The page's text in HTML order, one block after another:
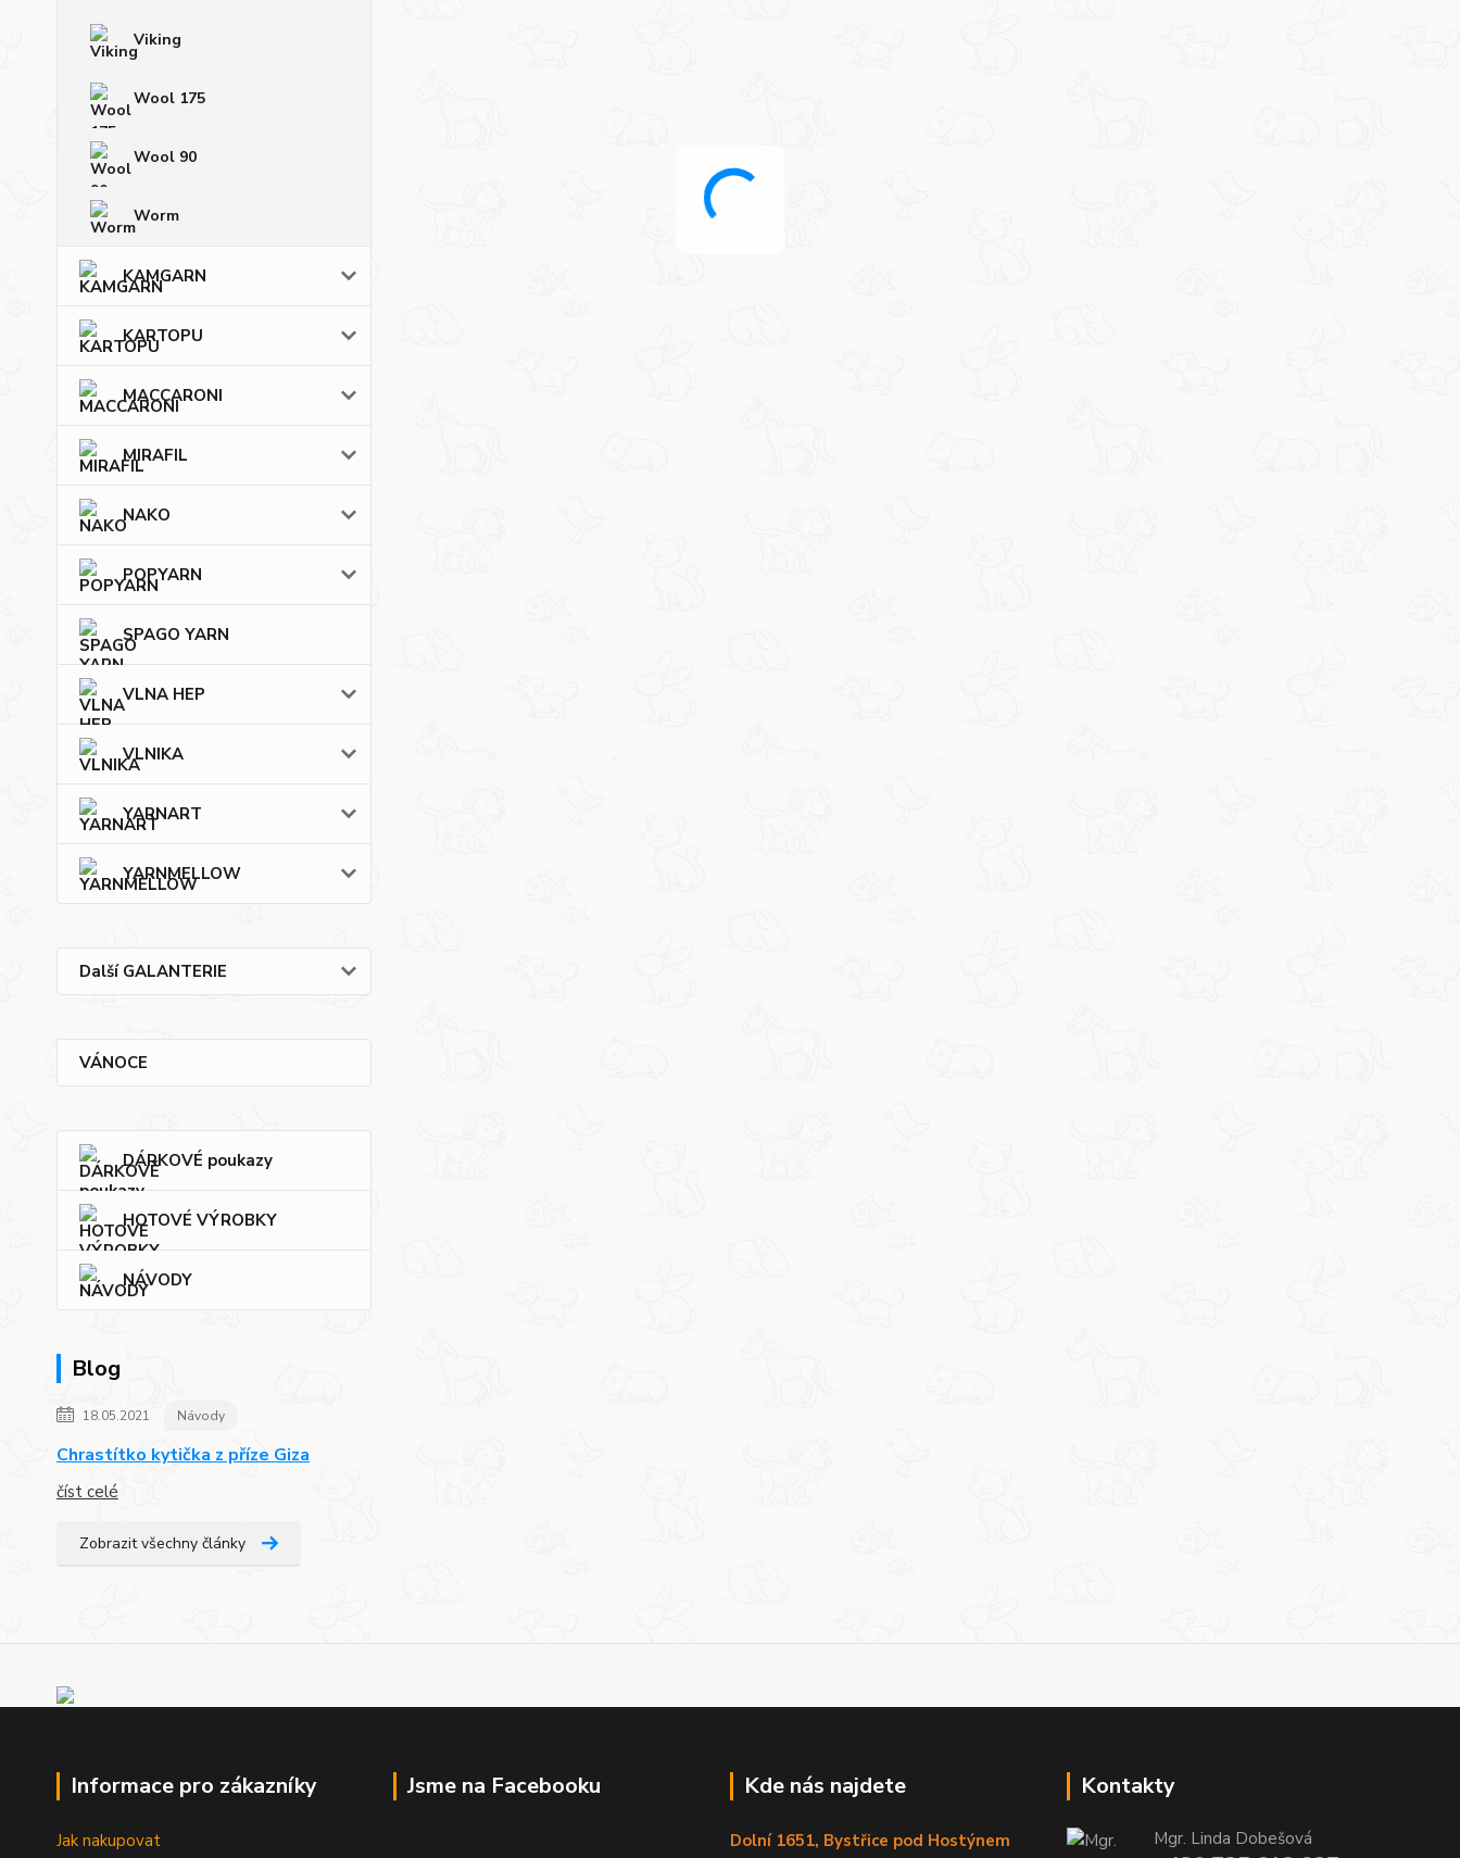
Viking
Wool 175
Wool 90
Worm
KAMGARN
KARTOPU
MACCARONI
MIRAFIL
NAKO
POPYARN
SPAGO YARN
VLNA HEP
VLNIKA
YARNART
YARNMELLOW
Další GALANTERIE
VÁNOCE
DÁRKOVÉ poukazy
HOTOVÉ VÝROBKY
NÁVODY
Blog
18.05.2021 Návody
Chrastítko kytička z příze Giza
číst celé
Zobrazit všechny články
Informace pro zákazníky
Jak nakupovat
Jsme na Facebooku Kde nás najdete
Dolní 1651, Bystřice pod Hostýnem
Kontakty
Mgr. Linda Dobešová